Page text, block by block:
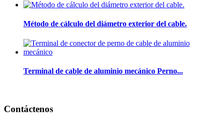
Método de cálculo del diámetro exterior del cable.
Terminal de cable de aluminio mecánico Perno...
Contáctenos